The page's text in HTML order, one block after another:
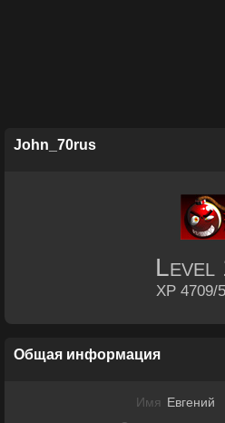
John_70rus
Level
XP 4709/
Общая информация
Имя Евгений